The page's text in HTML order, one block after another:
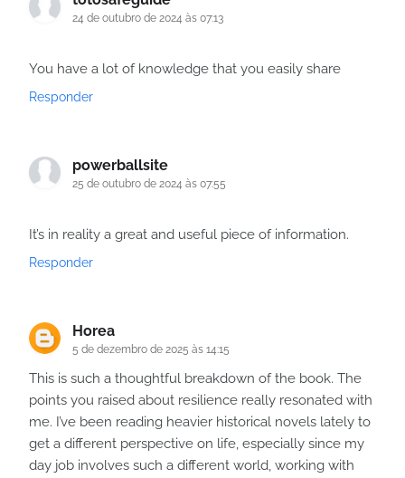
24 de outubro de 2024 às 07:13
You have a lot of knowledge that you easily share
Responder
powerballsite
25 de outubro de 2024 às 07:55
It’s in reality a great and useful piece of information.
Responder
Horea
5 de dezembro de 2025 às 14:15
This is such a thoughtful breakdown of the book. The
points you raised about resilience really resonated with
me. I’ve been reading heavier historical novels lately to
get a different perspective on life, especially since my
day job involves such a different world, working with